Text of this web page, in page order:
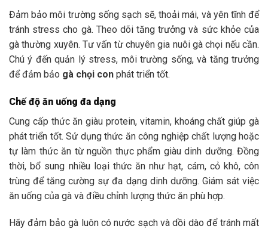
Đảm bảo môi trường sống sạch sẽ, thoải mái, và yên tĩnh để
tránh stress cho gà. Theo dõi tăng trưởng và sức khỏe của
gà thường xuyên. Tư vấn từ chuyên gia nuôi gà chọi nếu cần.
Chú ý đến quản lý stress, môi trường sống, và tăng trưởng
để đảm bảo gà chọi con phát triển tốt.
Chế độ ăn uống đa dạng
Cung cấp thức ăn giàu protein, vitamin, khoáng chất giúp gà
phát triển tốt. Sử dụng thức ăn công nghiệp chất lượng hoặc
tự làm thức ăn từ nguồn thực phẩm giàu dinh dưỡng. Đồng
thời, bổ sung nhiều loại thức ăn như hạt, cám, cỏ khô, côn
trùng để tăng cường sự đa dạng dinh dưỡng. Giám sát việc
ăn uống của gà và điều chỉnh lượng thức ăn phù hợp.
Hãy đảm bảo gà luôn có nước sạch và dồi dào để tránh mất